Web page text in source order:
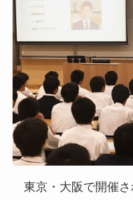
東京・大阪で開催